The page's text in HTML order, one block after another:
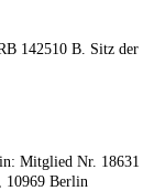
142510 B. Sitz der
Mitglied Nr. 18631
10969 Berlin